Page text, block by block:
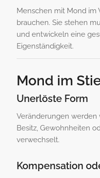
Menschen mit Mond im
brauchen. Sie stehen
und entwickeln eine
Eigenständigkeit.
Mond im
Unerlöste Form
Veränderungen werden
Besitz, Gewohnheiten
verwechselt.
Kompensation